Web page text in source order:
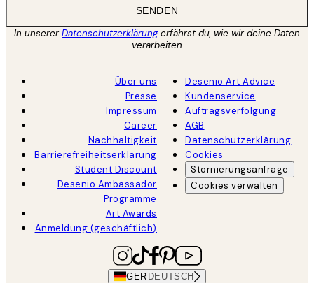
SENDEN
In unsererDatenschutzerklärungerfährst du, wie wir deine Daten
verarbeiten
Über uns
Presse
Impressum
Career
Nachhaltigkeit
Barrierefreiheitserklärung
Student Discount
Desenio Ambassador
Programme
Art Awards
Anmeldung (geschäftlich)
Desenio Art Advice
Kundenservice
Auftragsverfolgung
AGB
Datenschutzerklärung
Cookies
Stornierungsanfrage
Cookies verwalten
GER DEUTSCH